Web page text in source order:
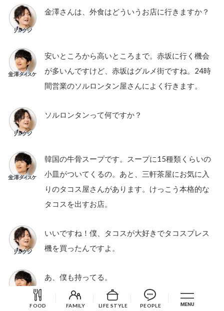
FOOD FAMILY LIFE STYLE PEOPLE
金澤さんは、外食はどういうお店に行きますか？
安いところから高いところまで。赤坂に行く機会
が多いんですけど、赤坂はグルメ街ですね。24時
間営業のソルロンタン屋さんによく行きます。
ソルロンタンって何ですか？
韓国の牛骨スープです。スープに15種類くらいの
小皿がついてくるの。あと、三軒茶屋にお気に入
りのタコス屋さんがあります。けっこう本格的な
タコスを出すお店。
いいですね！僕、タコスが大好きでタコスプレス
機を買ったんですよ。
あ、僕も持ってる。